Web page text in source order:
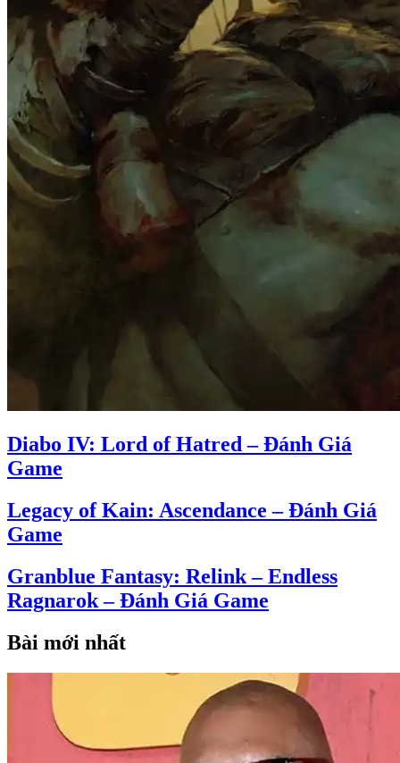
Diabo IV: Lord of Hatred – Đánh Giá
Game
Legacy of Kain: Ascendance – Đánh Giá
Game
Granblue Fantasy: Relink – Endless
Ragnarok – Đánh Giá Game
Bài mới nhất